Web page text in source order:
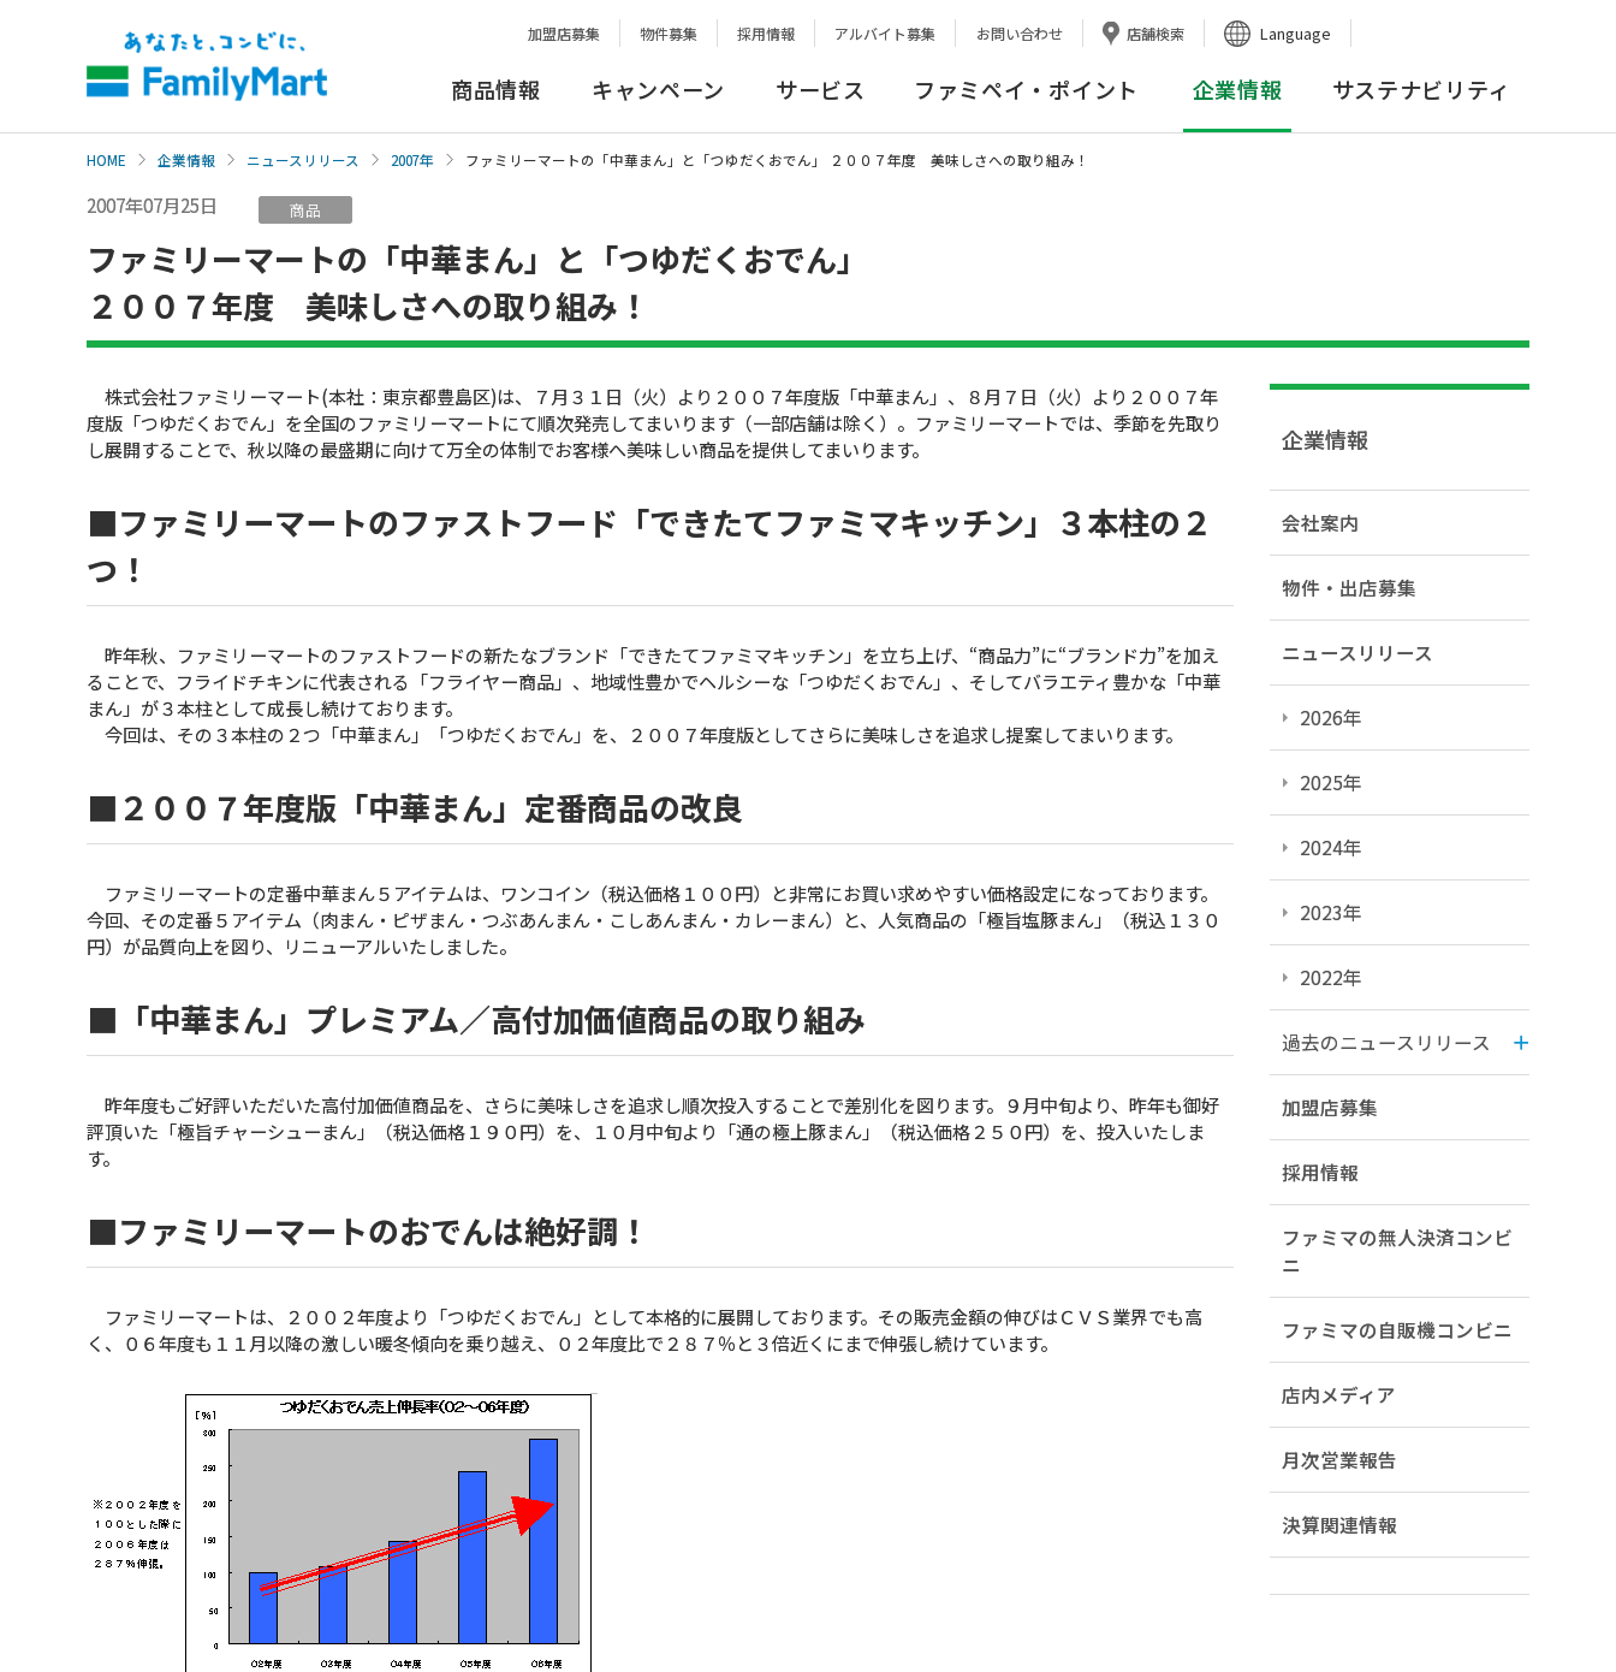
加盟店募集 物件募集 採用情報 アルバイト募集 お問い合わせ 店舗検索 Language
商品情報 キャンペーン サービス ファミペイ・ポイント 企業情報 サステナビリティ
HOME 企業情報 ニュースリリース 2007年 ファミリーマートの「中華まん」と「つゆだくおでん」 ２００７年度 美味しさへの取り組み！
2007年07月25日 商品
ファミリーマートの「中華まん」と「つゆだくおでん」
２００７年度 美味しさへの取り組み！
株式会社ファミリーマート(本社：東京都豊島区)は、７月３１日（火）より２００７年度版「中華まん」、８月７日（火）より２００７年
度版「つゆだくおでん」を全国のファミリーマートにて順次発売してまいります（一部店舗は除く）。ファミリーマートでは、季節を先取り
し展開することで、秋以降の最盛期に向けて万全の体制でお客様へ美味しい商品を提供してまいります。
■ファミリーマートのファストフード「できたてファミマキッチン」３本柱の２
つ！
昨年秋、ファミリーマートのファストフードの新たなブランド「できたてファミマキッチン」を立ち上げ、“商品力”に“ブランド力”を加え
ることで、フライドチキンに代表される「フライヤー商品」、地域性豊かでヘルシーな「つゆだくおでん」、そしてバラエティ豊かな「中華
まん」が３本柱として成長し続けております。
今回は、その３本柱の２つ「中華まん」「つゆだくおでん」を、２００７年度版としてさらに美味しさを追求し提案してまいります。
■２００７年度版「中華まん」定番商品の改良
ファミリーマートの定番中華まん５アイテムは、ワンコイン（税込価格１００円）と非常にお買い求めやすい価格設定になっております。
今回、その定番５アイテム（肉まん・ピザまん・つぶあんまん・こしあんまん・カレーまん）と、人気商品の「極旨塩豚まん」（税込１３０
円）が品質向上を図り、リニューアルいたしました。
■「中華まん」プレミアム／高付加価値商品の取り組み
昨年度もご好評いただいた高付加価値商品を、さらに美味しさを追求し順次投入することで差別化を図ります。９月中旬より、昨年も御好
評頂いた「極旨チャーシューまん」（税込価格１９０円）を、１０月中旬より「通の極上豚まん」（税込価格２５０円）を、投入いたしま
す。
■ファミリーマートのおでんは絶好調！
ファミリーマートは、２００２年度より「つゆだくおでん」として本格的に展開しております。その販売金額の伸びはＣＶＳ業界でも高
く、０６年度も１１月以降の激しい暖冬傾向を乗り越え、０２年度比で２８７％と３倍近くにまで伸張し続けています。
企業情報
会社案内
物件・出店募集
ニュースリリース
2026年
2025年
2024年
2023年
2022年
過去のニュースリリース
加盟店募集
採用情報
ファミマの無人決済コンビ
ニ
ファミマの自販機コンビニ
店内メディア
月次営業報告
決算関連情報